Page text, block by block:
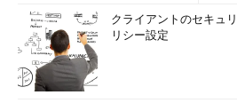
クライアントのセキュ
リシー設定